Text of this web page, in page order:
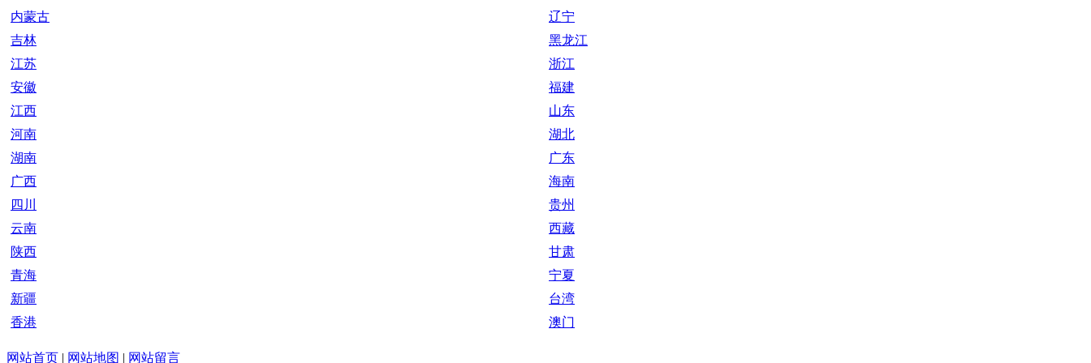
内蒙古
辽宁
吉林
黑龙江
江苏
浙江
安徽
福建
江西
山东
河南
湖北
湖南
广东
广西
海南
四川
贵州
云南
西藏
陕西
甘肃
青海
宁夏
新疆
台湾
香港
澳门
网站首页 | 网站地图 | 网站留言